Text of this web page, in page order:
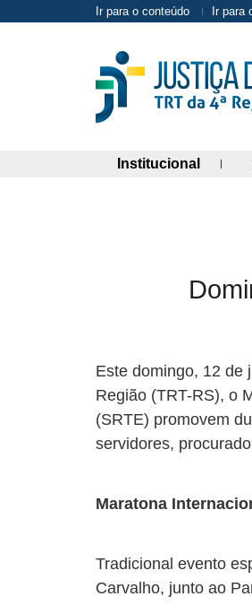
Ir para o conteúdo Ir para
Institucional(abre
Este domingo, 12 de
Região (TRT-RS), o
(SRTE) promovem
servidores,
Maratona
Tradicional evento
Carvalho, junto ao